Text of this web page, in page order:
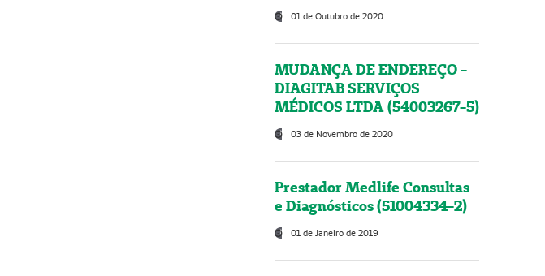
01 de Outubro de 2020
MUDANÇA DE ENDEREÇO -
DIAGITAB SERVIÇOS
MÉDICOS LTDA (54003267-5)
03 de Novembro de 2020
Prestador Medlife Consultas
e Diagnósticos (51004334-2)
01 de Janeiro de 2019